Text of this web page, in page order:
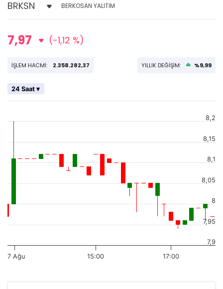
BERKOSAN YALITIM
7,97 (-1,12 %)
İŞLEM HACMİ: 2.358.282,37 YILLIK DEĞİŞİM: %9,99
24 Saat ▾
7 Ağu 15:00 17:00
7,9
7,95
8
8,05
8,1
8,15
8,2